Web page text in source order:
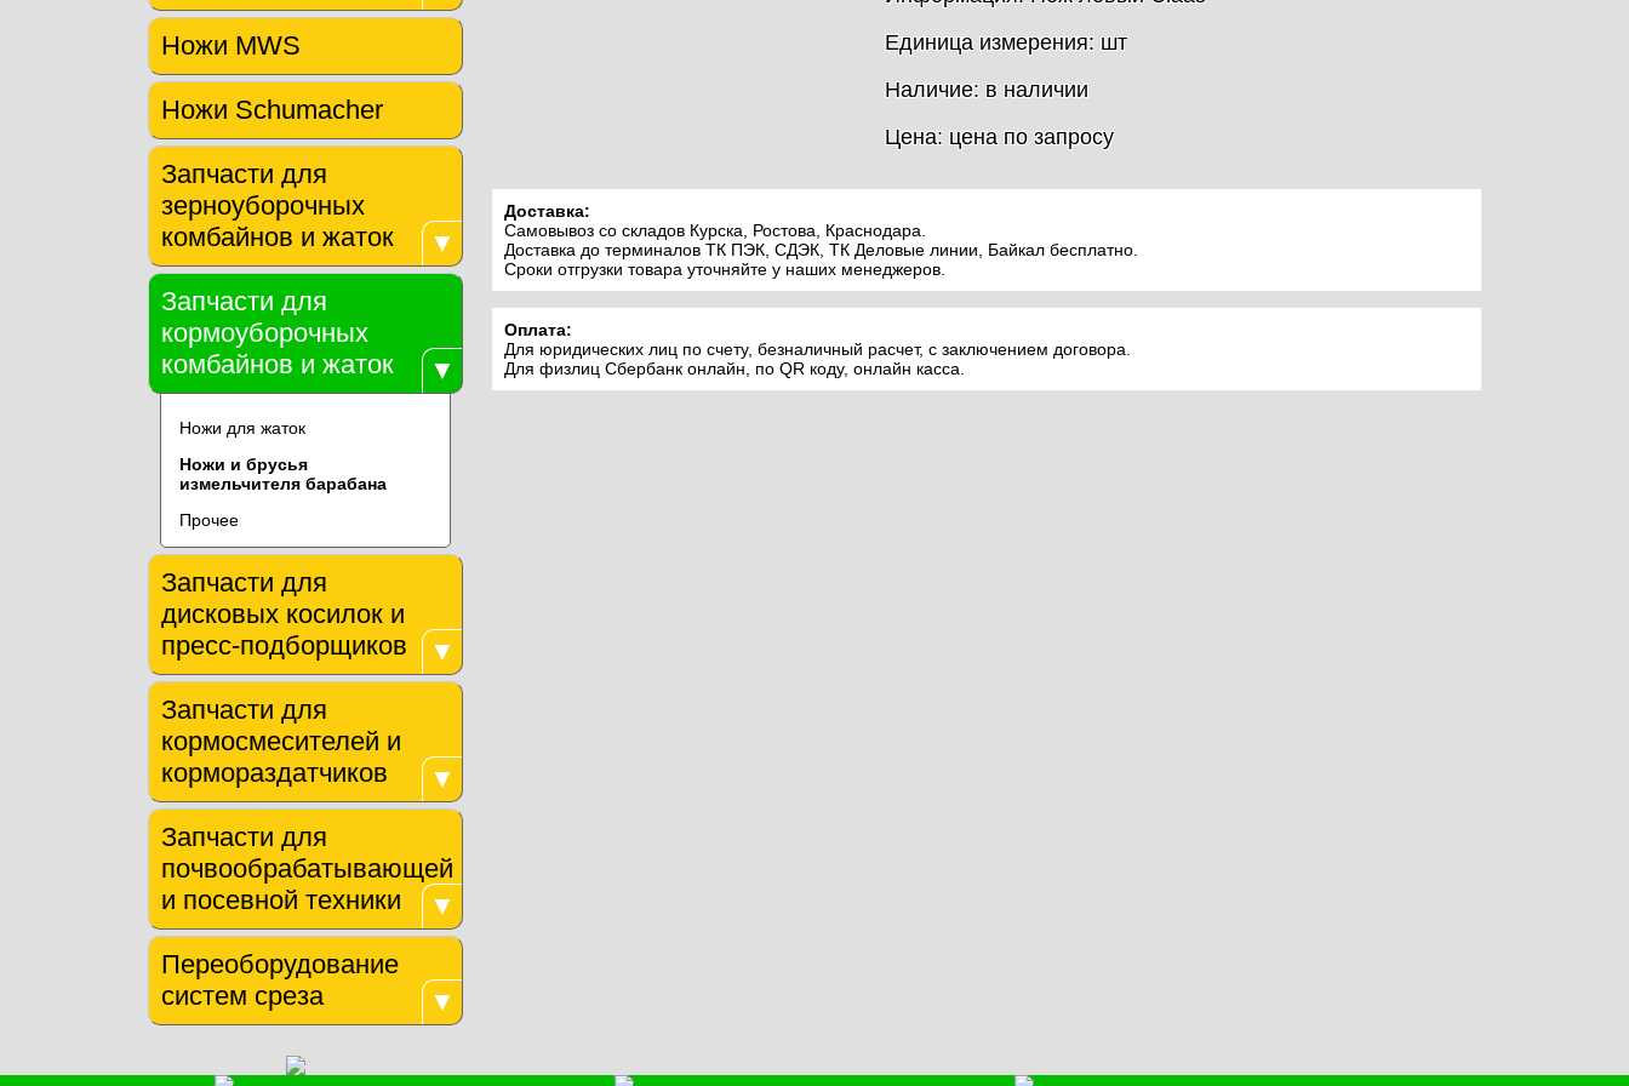
Ножи MWS
Ножи Schumacher
Запчасти для
зерноуборочных
комбайнов и жаток
▼
Запчасти для
кормоуборочных
комбайнов и жаток
▼
Ножи для жаток
Ножи и брусья
измельчителя барабана
Прочее
Запчасти для
дисковых косилок и
пресс-подборщиков
▼
Запчасти для
кормосмесителей и
кормораздатчиков
▼
Запчасти для
почвообрабатывающей
и посевной техники
▼
Переоборудование
систем среза
▼
Единица измерения: шт
Наличие: в наличии
Цена: цена по запросу
Доставка:
Самовывоз со складов Курска, Ростова, Краснодара.
Доставка до терминалов ТК ПЭК, СДЭК, ТК Деловые линии, Байкал бесплатно.
Сроки отгрузки товара уточняйте у наших менеджеров.
Оплата:
Для юридических лиц по счету, безналичный расчет, с заключением договора.
Для физлиц Сбербанк онлайн, по QR коду, онлайн касса.